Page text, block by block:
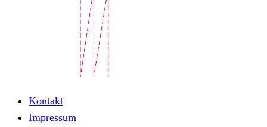
Kontakt
Impressum